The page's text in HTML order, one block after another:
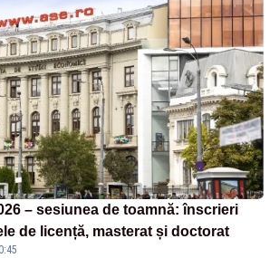
– sesiunea de toamnă: înscrieri
de licență, masterat și doctorat